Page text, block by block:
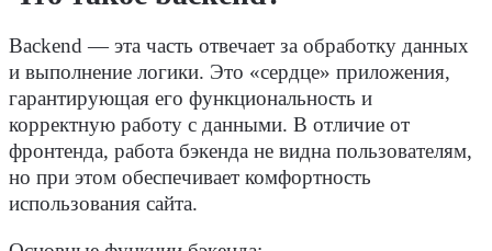
Backend — эта часть отвечает за обработку данных
и выполнение логики. Это «сердце» приложения,
гарантирующая его функциональность и
корректную работу с данными. В отличие от
фронтенда, работа бэкенда не видна пользователям,
но при этом обеспечивает комфортность
использования сайта.